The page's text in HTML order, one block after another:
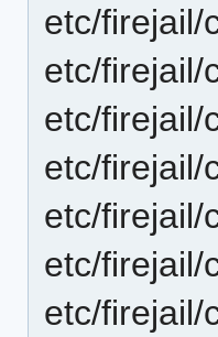
etc/firejail/
etc/firejail/
etc/firejail/
etc/firejail/
etc/firejail/
etc/firejail/
etc/firejail/